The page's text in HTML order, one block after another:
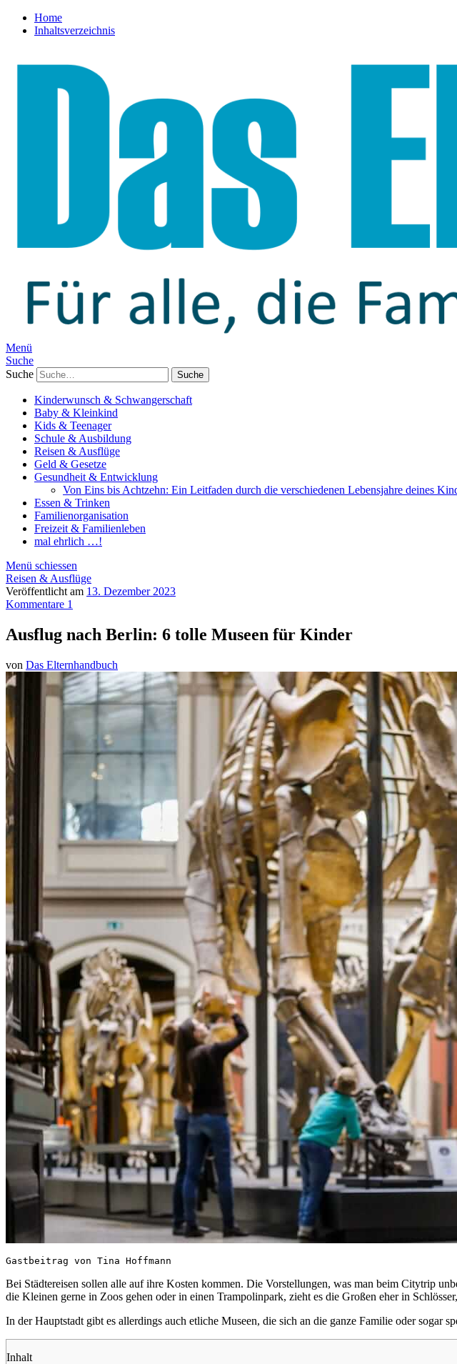
Home
Inhaltsverzeichnis
Menü
Suche
Suche
Kinderwunsch & Schwangerschaft
Baby & Kleinkind
Kids & Teenager
Schule & Ausbildung
Reisen & Ausflüge
Geld & Gesetze
Gesundheit & Entwicklung
Von Eins bis Achtzehn: Ein Leitfaden durch die verschiedenen Lebensjahre deines
Essen & Trinken
Familienorganisation
Freizeit & Familienleben
mal ehrlich …!
Menü schiessen
Reisen & Ausflüge
Veröffentlicht am 13. Dezember 2023
Kommentare 1
Ausflug nach Berlin: 6 tolle Museen für Kinder
von Das Elternhandbuch
Gastbeitrag von Tina Hoffmann
Bei Städtereisen sollen alle auf ihre Kosten kommen. Die Vorstellungen, was man beim Citytrip
die Kleinen gerne in Zoos gehen oder in einen Trampolinpark, zieht es die Großen eher in
In der Hauptstadt gibt es allerdings auch etliche Museen, die sich an die ganze Familie oder
Inhalt